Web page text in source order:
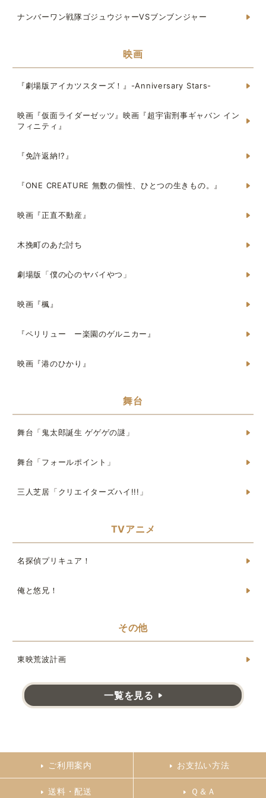
ナンバーワン戦隊ゴジュウジャーVSブンブンジャー
映画
『劇場版アイカツスターズ！』-Anniversary Stars-
映画『仮面ライダーゼッツ』映画『超宇宙刑事ギャバン イン
フィニティ』
『免許返納!?』
『ONE CREATURE 無数の個性、ひとつの生きもの。』
映画『正直不動産』
木挽町のあだ討ち
劇場版「僕の心のヤバイやつ」
映画『楓』
『ペリリュー ー楽園のゲルニカー』
映画『港のひかり』
舞台
舞台「鬼太郎誕生 ゲゲゲの謎」
舞台「フォールポイント」
三人芝居「クリエイターズハイ!!!」
TVアニメ
名探偵プリキュア！
俺と悠兄！
その他
東映荒波計画
一覧を見る
ご利用案内 お支払い方法
送料・配送 Ｑ＆Ａ